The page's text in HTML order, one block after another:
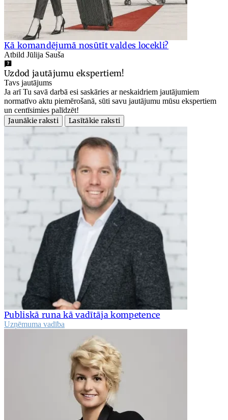
Kā komandējumā nosūtīt valdes locekli?
Atbild Jūlija Sauša
Uzdod jautājumu ekspertiem!
Tavs jautājums
Ja arī Tu savā darbā esi saskāries ar neskaidriem jautājumiem
normatīvo aktu piemērošanā, sūti savu jautājumu mūsu ekspertiem
un centīsimies palīdzēt!
Jaunākie raksti
Lasītākie raksti
Publiskā runa kā vadītāja kompetence
Uzņēmuma vadība